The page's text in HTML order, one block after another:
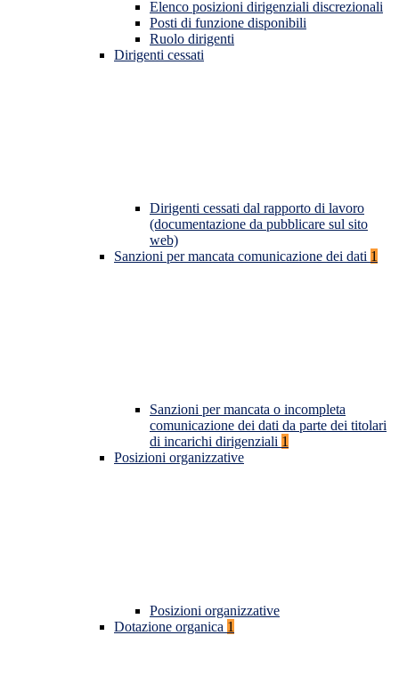
Elenco posizioni dirigenziali discrezionali
Posti di funzione disponibili
Ruolo dirigenti
Dirigenti cessati
Dirigenti cessati dal rapporto di lavoro
(documentazione da pubblicare sul sito
web)
Sanzioni per mancata comunicazione dei dati 1
Sanzioni per mancata o incompleta
comunicazione dei dati da parte dei titolari
di incarichi dirigenziali 1
Posizioni organizzative
Posizioni organizzative
Dotazione organica 1